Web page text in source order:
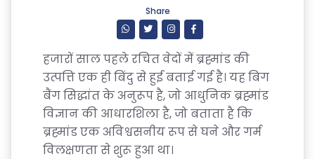
Share
हजारों साल पहले रचित वेदों में ब्रह्मांड की
उत्पत्ति एक ही बिंदु से हुई बताई गई है। यह बिग
बैंग सिद्धांत के अनुरूप है, जो आधुनिक ब्रह्मांड
विज्ञान की आधारशिला है, जो बताता है कि
ब्रह्मांड एक अविश्वसनीय रूप से घने और गर्म
विलक्षणता से शुरू हुआ था।